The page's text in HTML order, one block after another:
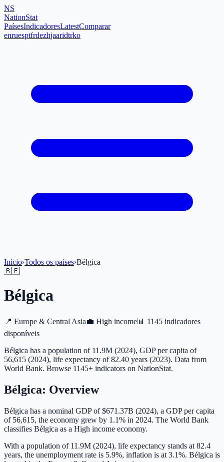
NS
NationStat
PaísesIndicadoresLatestComparar
enruesptfrdezhjaaridtrko
Início›Todos os países›Bélgica
🇧🇪
Bélgica
📍 Europe & Central Asia💼 High income 📊 1145 indicadores
disponíveis
Bélgica has a population of 11.9M (2024), GDP per capita of
56,615 (2024), life expectancy of 82.40 years (2023). Data from
World Bank. Browse 1145+ indicators on NationStat.
Bélgica: Overview
Bélgica has a nominal GDP of $671.37B (2024), a GDP per capita
of 56,615, the economy grew by 1.1% in 2024. The World Bank
classifies Bélgica as a High income economy.
With a population of 11.9M (2024), life expectancy stands at 82.4
years, the unemployment rate is 5.9%, inflation is at 3.1%. Bélgica is